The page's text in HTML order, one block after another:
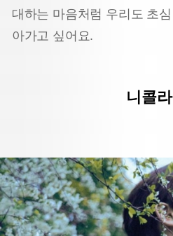
대하는 마음처럼 우리도 초
아가고 싶어요.
니콜